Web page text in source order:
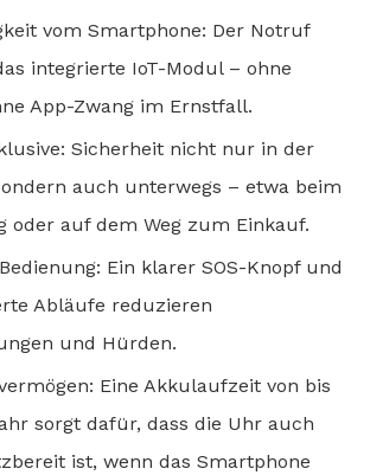
vom Smartphone: Der Notruf
integrierte IoT-Modul – ohne
App-Zwang im Ernstfall.
Sicherheit nicht nur in der
auch unterwegs – etwa beim
oder auf dem Weg zum Einkauf.
Ein klarer SOS-Knopf und
Abläufe reduzieren
und Hürden.
Eine Akkulaufzeit von bis
sorgt dafür, dass die Uhr auch
ist, wenn das Smartphone